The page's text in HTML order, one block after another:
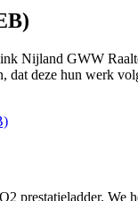
Nijland GWW
dat deze hun werk
prestatieladder.